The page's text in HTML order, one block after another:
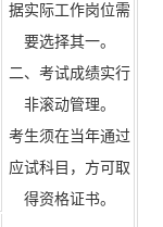
据实际工作岗位需
要选择其一。
二、考试成绩实行
非滚动管理。
考生须在当年通过
应试科目，方可取
得资格证书。